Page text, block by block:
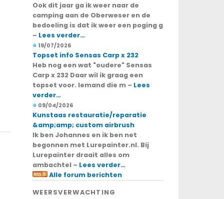
Ook dit jaar ga ik weer naar de
camping aan de Oberweser en de
bedoeling is dat ik weer een poging g
– Lees verder…
19/07/2026
Topset info Sensas Carp x 232
Heb nog een wat "oudere" Sensas
Carp x 232 Daar wil ik graag een
topset voor. Iemand die m – Lees
verder…
09/04/2026
Kunstaas restauratie/reparatie
&amp;amp; custom airbrush
Ik ben Johannes en ik ben net
begonnen met Lurepainter.nl. Bij
Lurepainter draait alles om
ambachtel – Lees verder…
Alle forum berichten
WEERSVERWACHTING